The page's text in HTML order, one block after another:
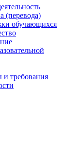
(перевода)
обучающихся
и требования